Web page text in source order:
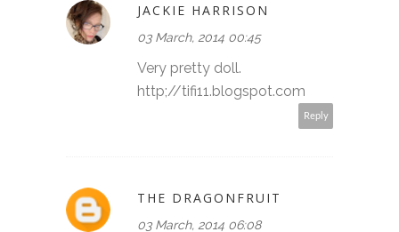
JACKIE HARRISON
03 March, 2014 00:45
Very pretty doll.
http;//tifi11.blogspot.com
Reply
THE DRAGONFRUIT
03 March, 2014 06:08